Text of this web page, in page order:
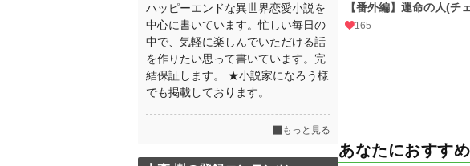
【番外編】運命の人(チ
165
あなたにおすす
ハッピーエンドな異世界恋愛小説を
中心に書いています。忙しい毎日の
中で、気軽に楽しんでいただける話
を作りたい思って書いています。完
結保証します。 ★小説家になろう様
でも掲載しております。
もっと見る